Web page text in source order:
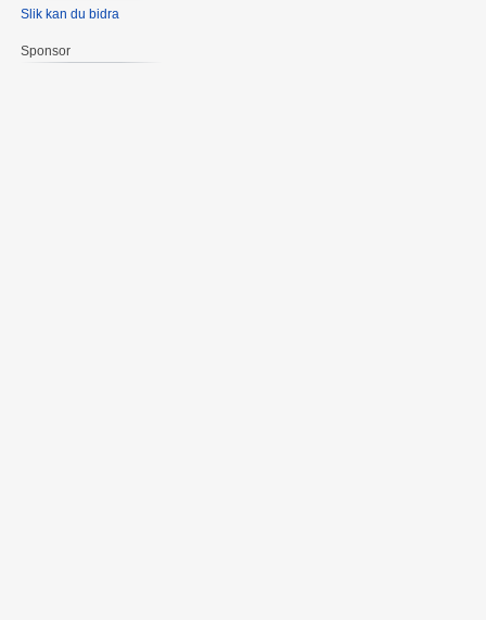
Slik kan du bidra
Sponsor